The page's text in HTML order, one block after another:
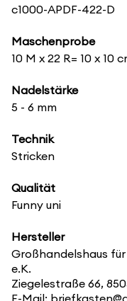
c1000-APDF-422-D
Maschenprobe
10 M x 22 R= 10 x 10
Nadelstärke
5 - 6 mm
Technik
Stricken
Qualität
Funny uni
Hersteller
Großhandelshaus
e.K.
Ziegelestraße 66,
E-Mail: